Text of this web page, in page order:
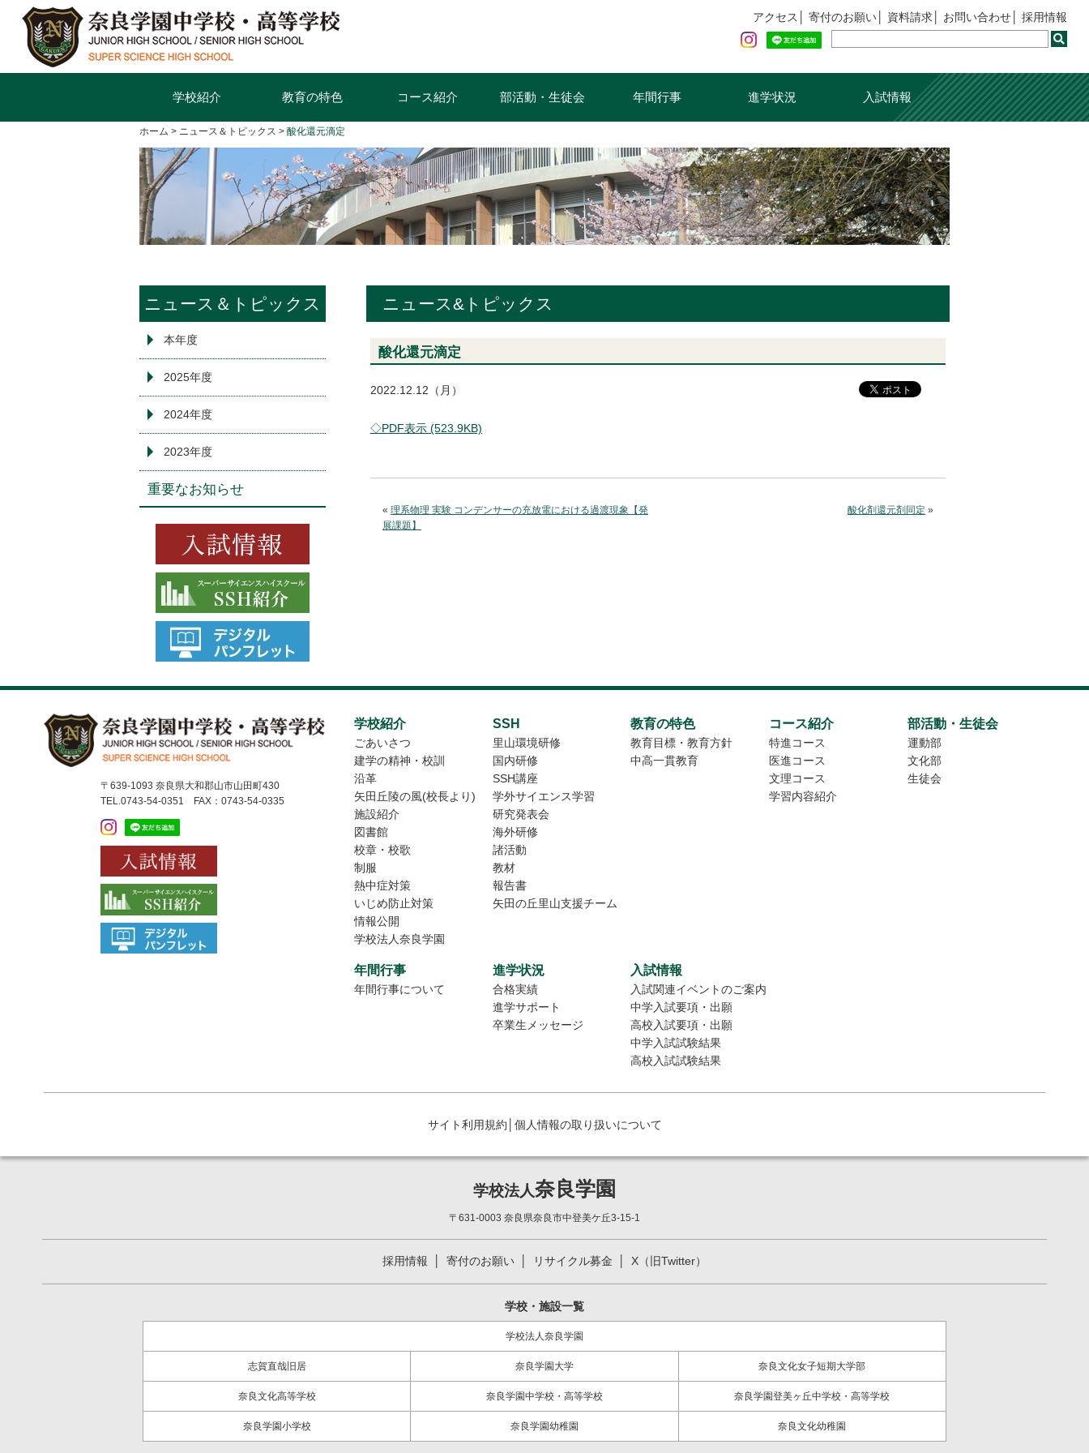
アクセス 寄付のお願い 資料請求 お問い合わせ 採用情報
学校紹介 教育の特色 コース紹介 部活動・生徒会 年間行事 進学状況 入試情報
ホーム ニュース＆トピックス 酸化還元滴定
ニュース＆トピックス
本年度
2025年度
2024年度
2023年度
重要なお知らせ
ニュース&トピックス
酸化還元滴定
2022.12.12（月）
◇PDF表示 (523.9KB)
« 理系物理 実験 コンデンサーの充放電における過渡現象【発
展課題】
酸化剤還元剤同定 »
〒639-1093 奈良県大和郡山市山田町430
TEL.0743-54-0351 FAX：0743-54-0335
学校紹介
ごあいさつ
建学の精神・校訓
沿革
矢田丘陵の風(校長より)
施設紹介
図書館
校章・校歌
制服
熱中症対策
いじめ防止対策
情報公開
学校法人奈良学園
SSH
里山環境研修
国内研修
SSH講座
学外サイエンス学習
研究発表会
海外研修
諸活動
教材
報告書
矢田の丘里山支援チーム
教育の特色
教育目標・教育方針
中高一貫教育
コース紹介
特進コース
医進コース
文理コース
学習内容紹介
部活動・生徒会
運動部
文化部
生徒会
年間行事
年間行事について
進学状況
合格実績
進学サポート
卒業生メッセージ
入試情報
入試関連イベントのご案内
中学入試要項・出願
高校入試要項・出願
中学入試試験結果
高校入試試験結果
サイト利用規約 個人情報の取り扱いについて
学校法人奈良学園
〒631-0003 奈良県奈良市中登美ケ丘3-15-1
採用情報 寄付のお願い リサイクル募金 X（旧Twitter）
学校・施設一覧
学校法人奈良学園
志賀直哉旧居 奈良学園大学 奈良文化女子短期大学部
奈良文化高等学校 奈良学園中学校・高等学校 奈良学園登美ヶ丘中学校・高等学校
奈良学園小学校 奈良学園幼稚園 奈良文化幼稚園